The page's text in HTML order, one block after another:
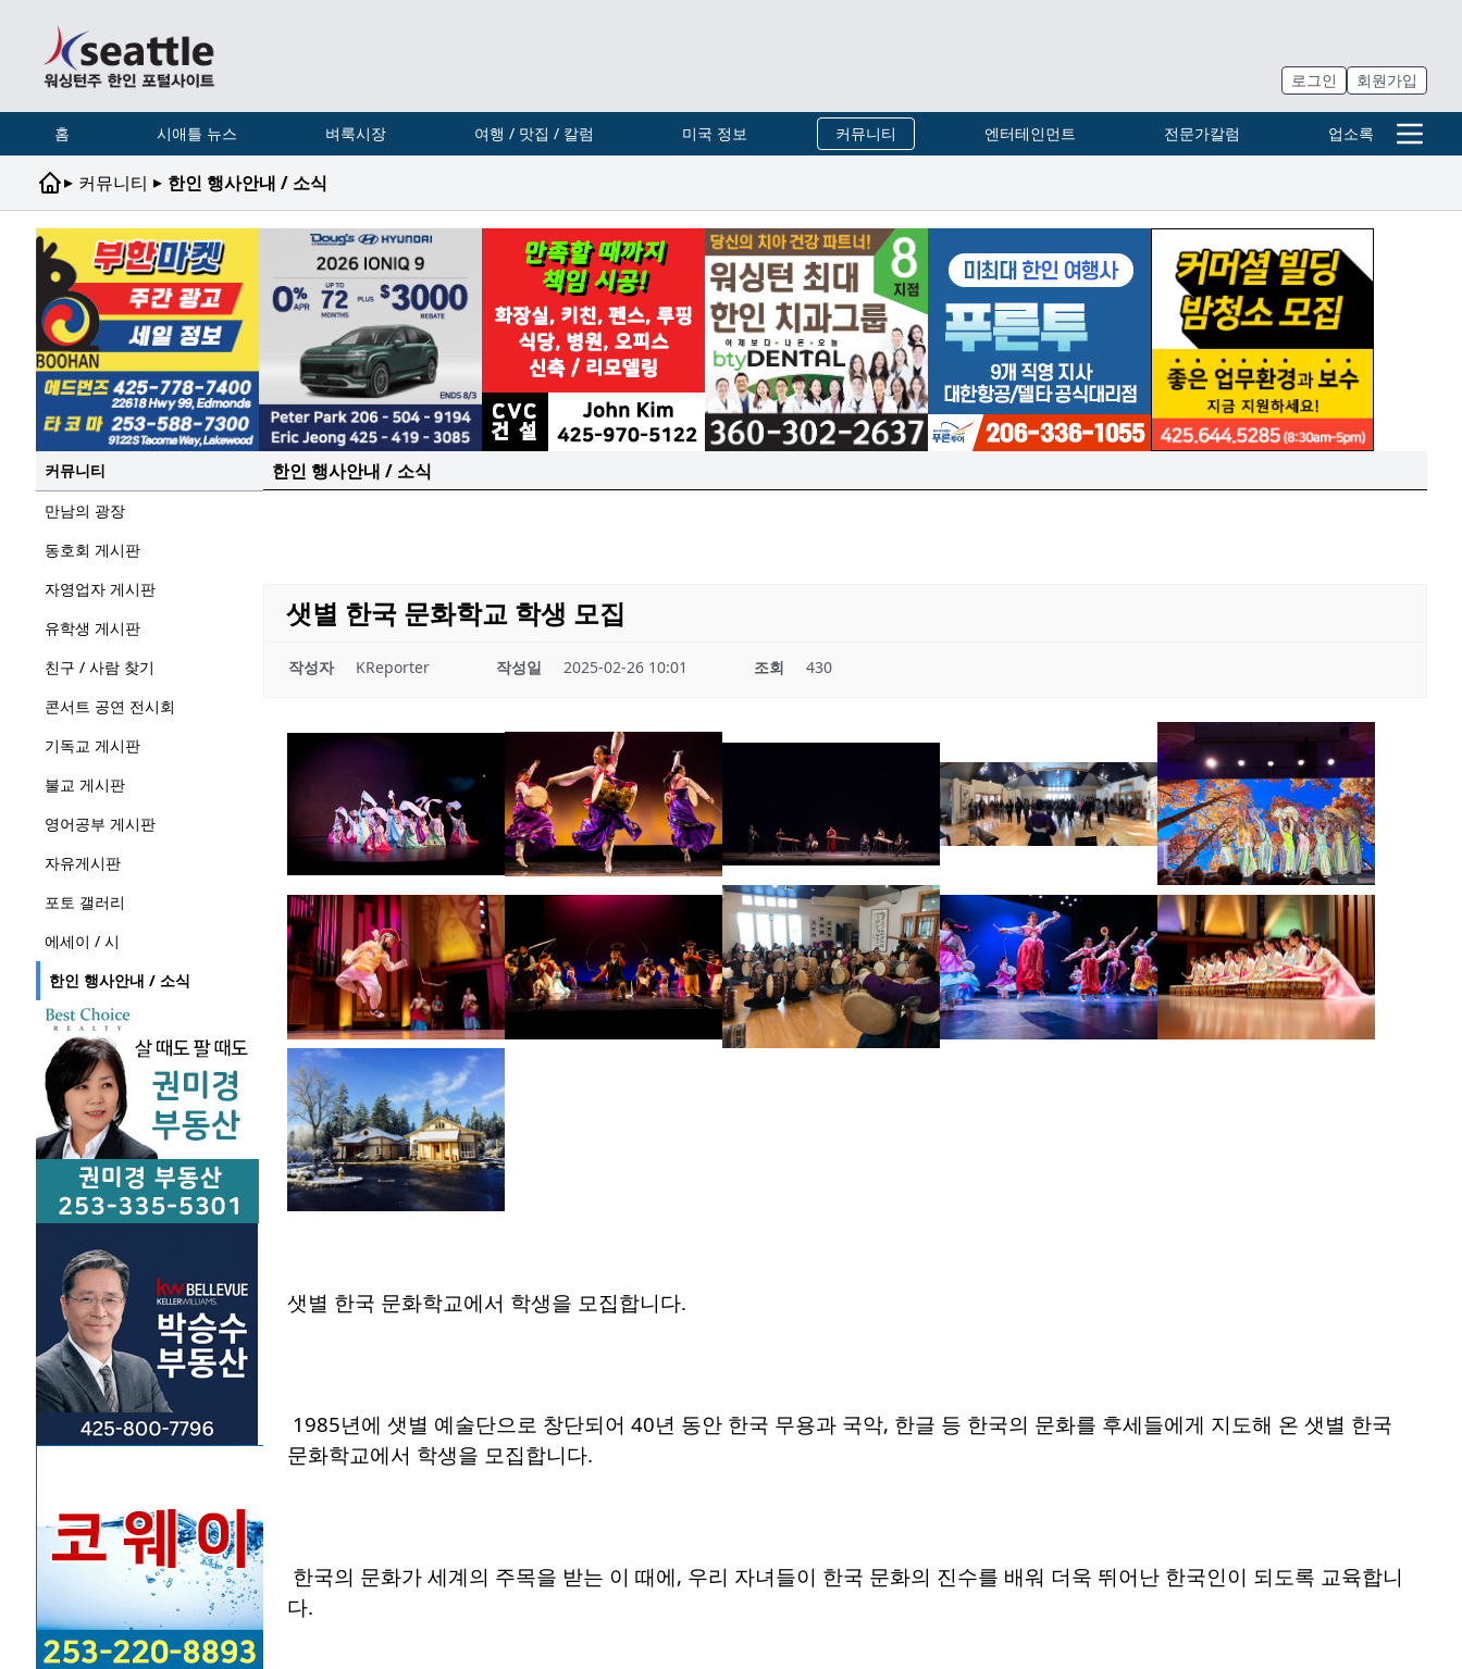
로그인 회원가입
홈 시애틀 뉴스 벼룩시장 여행 / 맛집 / 칼럼 미국 정보 커뮤니티 엔터테인먼트 전문가칼럼 업소록
▸ 커뮤니티 ▸ 한인 행사안내 / 소식
커뮤니티
만남의 광장
동호회 게시판
자영업자 게시판
유학생 게시판
친구 / 사람 찾기
콘서트 공연 전시회
기독교 게시판
불교 게시판
영어공부 게시판
자유게시판
포토 갤러리
에세이 / 시
한인 행사안내 / 소식
한인 행사안내 / 소식
샛별 한국 문화학교 학생 모집
작성자 KReporter 작성일 2025-02-26 10:01 조회 430
샛별 한국 문화학교에서 학생을 모집합니다.
1985년에 샛별 예술단으로 창단되어 40년 동안 한국 무용과 국악, 한글 등 한국의 문화를 후세들에게 지도해 온 샛별 한국
문화학교에서 학생을 모집합니다.
한국의 문화가 세계의 주목을 받는 이 때에, 우리 자녀들이 한국 문화의 진수를 배워 더욱 뛰어난 한국인이 되도록 교육합니
다.